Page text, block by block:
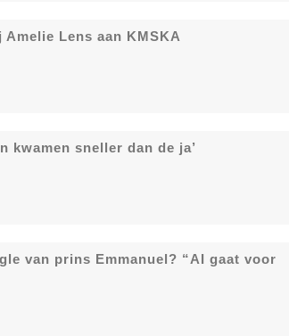
Lens aan KMSKA
kwamen sneller dan de ja’
van prins Emmanuel? “AI gaat voor